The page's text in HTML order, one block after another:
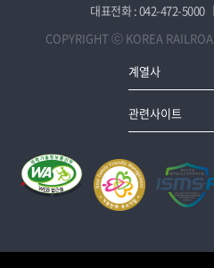
대표전화 : 042-472-5000
COPYRIGHT ⓒ KOREA
계열사
관련사이트